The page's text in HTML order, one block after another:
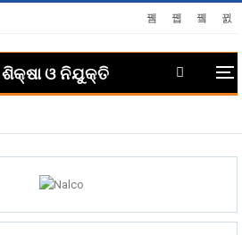
ଶିକ୍ଷା ଓ ନିଯୁକ୍ତି